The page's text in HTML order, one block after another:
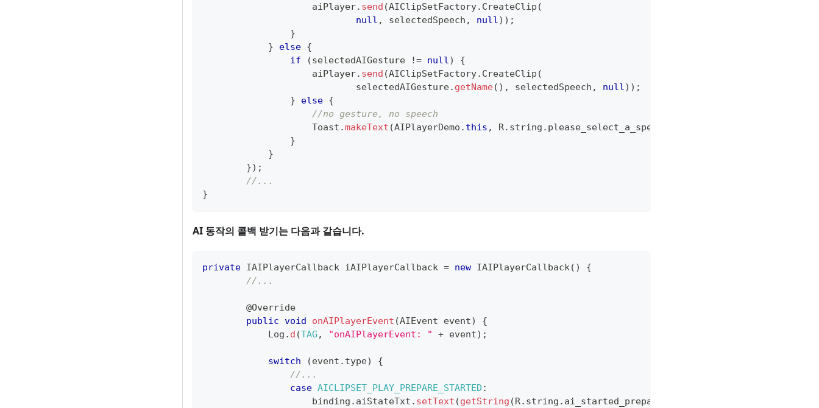
                    aiPlayer
. send (AIClipSetFactory. CreateClip (
null , selectedSpeech , null) ) ;
}
}
else {
if
(selectedAIGesture != null)
{
                    aiPlayer
. send (AIClipSetFactory. CreateClip (
                            selectedAIGesture
. getName( ) , selectedSpeech , null) ) ;
}
else {
//no gesture, no speech
Toast .makeText (AIPlayerDemo . this , R. string . please_select_a_speech
}
}
}) ;
//...
}
AI 동작의 콜백 받기는 다음과 같습니다.
private IAIPlayerCallback iAIPlayerCallback = new IAIPlayerCallback( )
{
//...
@Override
public void onAIPlayerEvent (AIEvent event)
{
Log . d (TAG , "onAIPlayerEvent: " + event) ;
switch (event . type)
{
//...
case AICLIPSET_PLAY_PREPARE_STARTED :
                    binding
. aiStateTxt . setText (getString (R. string . ai_started_preparation_to_speak